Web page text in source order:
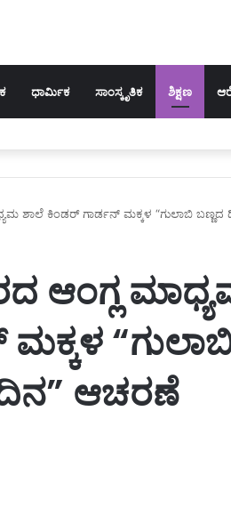
ಧಾರ್ಮಿಕ ಸಾಂಸ್ಕೃತಿಕ ಶಿಕ್ಷಣ
ಶಾಲೆ ಕಿಂಡರ್ ಗಾರ್ಡನ್ ಮಕ್ಕಳ “ಗುಲಾಬಿ
ಆಂಗ್ಲ
ಆಚರಣೆ